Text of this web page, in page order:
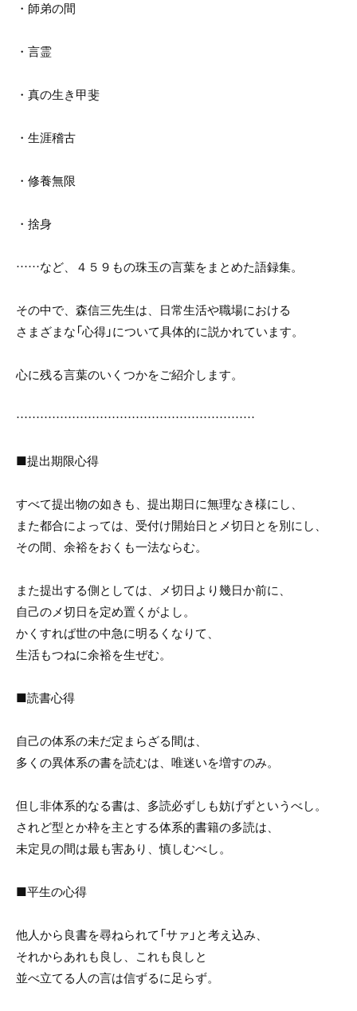
・師弟の間
・言霊
・真の生き甲斐
・生涯稽古
・修養無限
・捨身
……など、４５９もの珠玉の言葉をまとめた語録集。
その中で、森信三先生は、日常生活や職場における
さまざまな「心得」について具体的に説かれています。
心に残る言葉のいくつかをご紹介します。
……………………………………………………
■提出期限心得
すべて提出物の如きも、提出期日に無理なき様にし、
また都合によっては、受付け開始日とメ切日とを別にし、
その間、余裕をおくも一法ならむ。
また提出する側としては、メ切日より幾日か前に、
自己のメ切日を定め置くがよし。
かくすれば世の中急に明るくなりて、
生活もつねに余裕を生ぜむ。
■読書心得
自己の体系の未だ定まらざる間は、
多くの異体系の書を読むは、唯迷いを増すのみ。
但し非体系的なる書は、多読必ずしも妨げずというべし。
されど型とか枠を主とする体系的書籍の多読は、
未定見の間は最も害あり、慎しむべし。
■平生の心得
他人から良書を尋ねられて「サァ」と考え込み、
それからあれも良し、これも良しと
並べ立てる人の言は信ずるに足らず。